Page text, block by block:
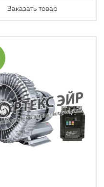
Заказать товар